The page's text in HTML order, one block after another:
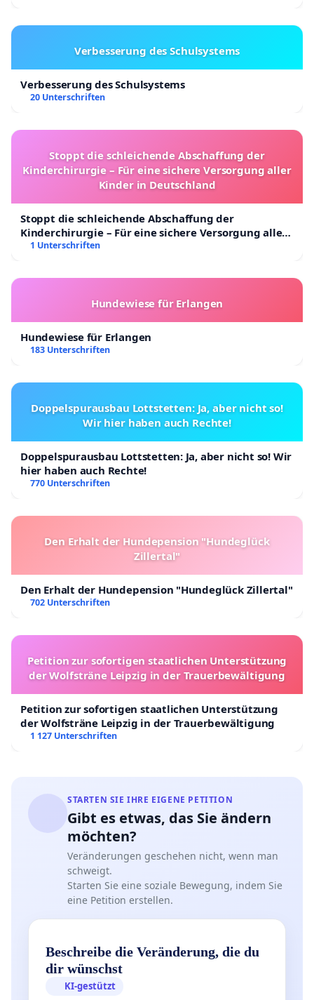
Verbesserung des Schulsystems
Verbesserung des Schulsystems
20 Unterschriften
Stoppt die schleichende Abschaffung der
Kinderchirurgie – Für eine sichere Versorgung aller
Kinder in Deutschland
Stoppt die schleichende Abschaffung der
Kinderchirurgie – Für eine sichere Versorgung aller
Kinder in Deutschland
1 Unterschriften
Hundewiese für Erlangen
Hundewiese für Erlangen
183 Unterschriften
Doppelspurausbau Lottstetten: Ja, aber nicht so!
Wir hier haben auch Rechte!
Doppelspurausbau Lottstetten: Ja, aber nicht so! Wir
hier haben auch Rechte!
770 Unterschriften
Den Erhalt der Hundepension "Hundeglück
Zillertal"
Den Erhalt der Hundepension "Hundeglück Zillertal"
702 Unterschriften
Petition zur sofortigen staatlichen Unterstützung
der Wolfsträne Leipzig in der Trauerbewältigung
Petition zur sofortigen staatlichen Unterstützung
der Wolfsträne Leipzig in der Trauerbewältigung
1 127 Unterschriften
STARTEN SIE IHRE EIGENE PETITION
Gibt es etwas, das Sie ändern
möchten?
Veränderungen geschehen nicht, wenn man
schweigt.
Starten Sie eine soziale Bewegung, indem Sie
eine Petition erstellen.
Beschreibe die Veränderung, die du
dir wünschst
KI-gestützt